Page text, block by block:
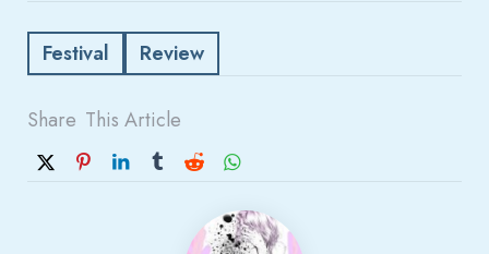
Festival Review
Share This Article